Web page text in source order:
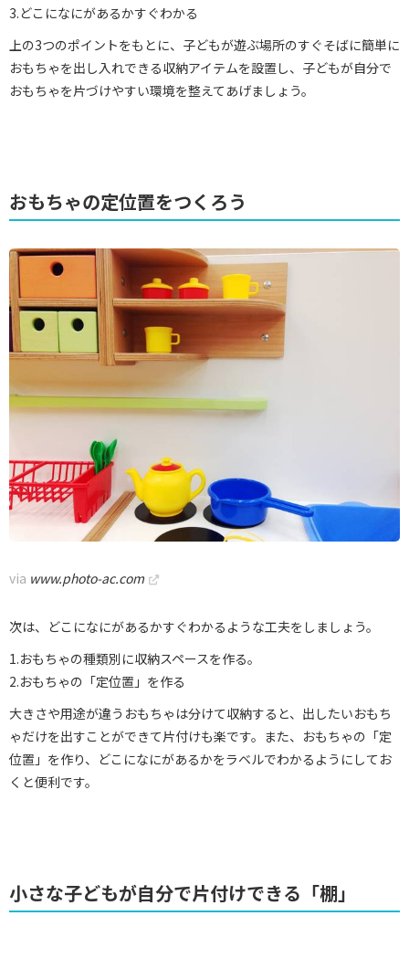
3.どこになにがあるかすぐわかる
上の3つのポイントをもとに、子どもが遊ぶ場所のすぐそばに簡単に
おもちゃを出し入れできる収納アイテムを設置し、子どもが自分で
おもちゃを片づけやすい環境を整えてあげましょう。
おもちゃの定位置をつくろう
via www.photo-ac.com
次は、どこになにがあるかすぐわかるような工夫をしましょう。
1.おもちゃの種類別に収納スペースを作る。
2.おもちゃの「定位置」を作る
大きさや用途が違うおもちゃは分けて収納すると、出したいおもち
ゃだけを出すことができて片付けも楽です。また、おもちゃの「定
位置」を作り、どこになにがあるかをラベルでわかるようにしてお
くと便利です。
小さな子どもが自分で片付けできる「棚」